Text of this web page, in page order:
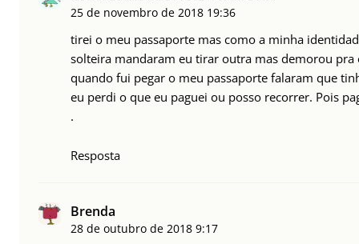
25 de novembro de 2018 19:36
tirei o meu passaporte mas como a minha
solteira mandaram eu tirar outra mas demorou pra
quando fui pegar o meu passaporte falaram que
eu perdi o que eu paguei ou posso recorrer. Pois
.
Resposta
Brenda
28 de outubro de 2018 9:17